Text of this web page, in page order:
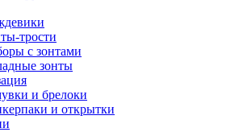
трости
с зонтами
зонты
и брелоки
и открытки